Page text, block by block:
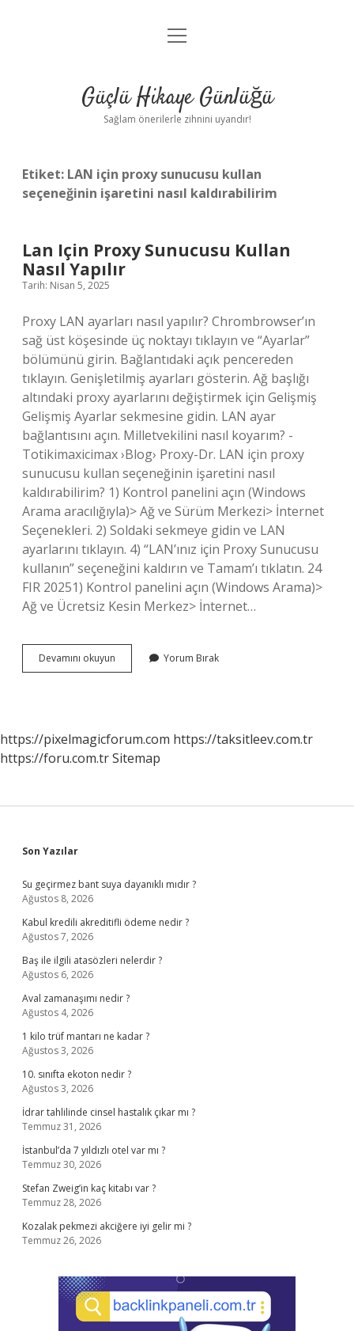
Anasayfa
Yasal Uyarı
menüyü
Güçlü Hikaye Günlüğü
Sağlam önerilerle zihnini uyandır!
Etiket: LAN için proxy sunucusu kullan
seçeneğinin işaretini nasıl kaldırabilirim
Lan Için Proxy Sunucusu Kullan
Nasıl Yapılır
Tarih: Nisan 5, 2025
Proxy LAN ayarları nasıl yapılır? Chrombrowser’ın
sağ üst köşesinde üç noktayı tıklayın ve “Ayarlar”
bölümünü girin. Bağlantıdaki açık pencereden
tıklayın. Genişletilmiş ayarları gösterin. Ağ başlığı
altındaki proxy ayarlarını değiştirmek için Gelişmiş
Gelişmiş Ayarlar sekmesine gidin. LAN ayar
bağlantısını açın. Milletvekilini nasıl koyarım? -
Totikimaxicimax ›Blog› Proxy-Dr. LAN için proxy
sunucusu kullan seçeneğinin işaretini nasıl
kaldırabilirim? 1) Kontrol panelini açın (Windows
Arama aracılığıyla)> Ağ ve Sürüm Merkezi> İnternet
Seçenekleri. 2) Soldaki sekmeye gidin ve LAN
ayarlarını tıklayın. 4) “LAN’ınız için Proxy Sunucusu
kullanın” seçeneğini kaldırın ve Tamam’ı tıklatın. 24
FIR 20251) Kontrol panelini açın (Windows Arama)>
Ağ ve Ücretsiz Kesin Merkez> İnternet…
Devamını okuyun
Için
Yapılır
Yorum Bırak
https://pixelmagicforum.com https://taksitleev.com.tr
https://foru.com.trSitemap
Sidebar
Son Yazılar
Su geçirmez bant suya dayanıklı mıdır ?
Ağustos 8, 2026
Kabul kredili akreditifli ödeme nedir ?
Ağustos 7, 2026
Baş ile ilgili atasözleri nelerdir ?
Ağustos 6, 2026
Aval zamanaşımı nedir ?
Ağustos 4, 2026
1 kilo trüf mantarı ne kadar ?
Ağustos 3, 2026
10. sınıfta ekoton nedir ?
Ağustos 3, 2026
İdrar tahlilinde cinsel hastalık çıkar mı ?
Temmuz 31, 2026
İstanbul’da 7 yıldızlı otel var mı ?
Temmuz 30, 2026
Stefan Zweig’in kaç kitabı var ?
Temmuz 28, 2026
Kozalak pekmezi akciğere iyi gelir mi ?
Temmuz 26, 2026